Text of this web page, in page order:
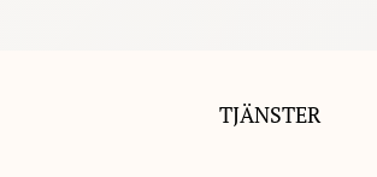
TJÄNSTER